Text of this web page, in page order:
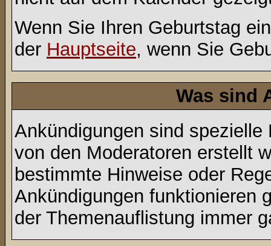
Wenn Sie Ihren Geburtstag
der Hauptseite, wenn Sie
Was sind
Ankündigungen sind
von den Moderatoren erstellt
bestimmte Hinweise oder
Ankündigungen funktionieren
der Themenauflistung immer